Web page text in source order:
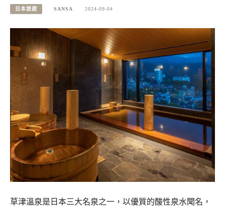
日本旅遊 SANSA 2024-09-04
草津溫泉是日本三大名泉之一，以優質的酸性泉水聞名，